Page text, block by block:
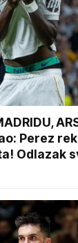
Perez
Odlazak